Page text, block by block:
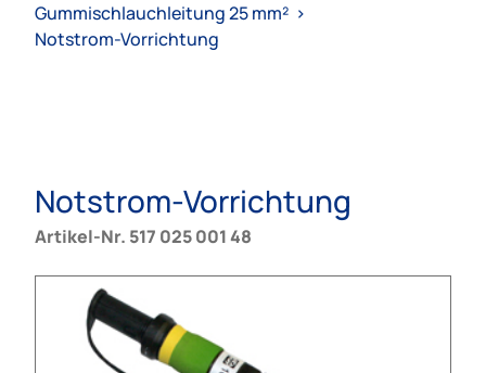
Gummischlauchleitung 25 mm² >
Notstrom-Vorrichtung
Notstrom-Vorrichtung
Artikel-Nr. 517 025 001 48